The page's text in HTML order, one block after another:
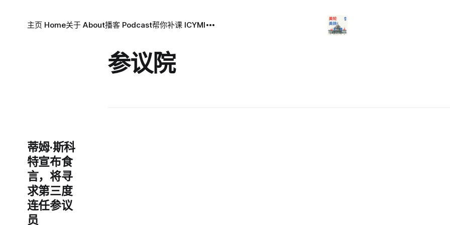
主页 Home关于 About播客 Podcast帮你补课 ICYMI
参议院
蒂姆·斯科
特宣布食
言，将寻
求第三度
连任参议
员